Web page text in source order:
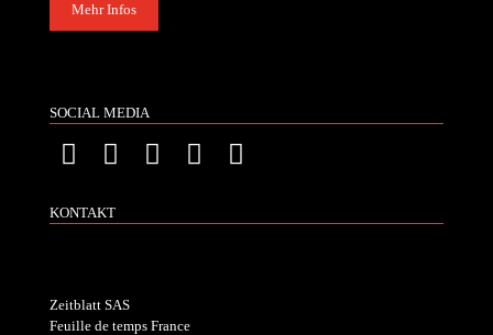
Mehr Infos
SOCIAL MEDIA
KONTAKT
Zeitblatt SAS
Feuille de temps France